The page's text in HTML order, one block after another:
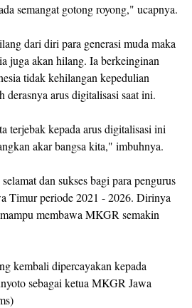
semangat gotong royong," ucapnya.
dari diri para generasi muda maka
juga akan hilang. Ia berkeinginan
tidak kehilangan kepedulian
derasnya arus digitalisasi saat ini.
terjebak kepada arus digitalisasi ini
akar bangsa kita," imbuhnya.
dan sukses bagi para pengurus
Timur periode 2021 - 2026. Dirinya
membawa MKGR semakin
kembali dipercayakan kepada
sebagai ketua MKGR Jawa